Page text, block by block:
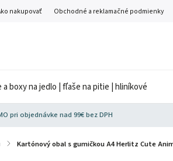
nakupovať Obchodné a reklamačné podmienky
a boxy na jedlo | fľaše na pitie | hliníkové
pri objednávke nad 99€ bez DPH
/ Kartónový obal s gumičkou A4 Herlitz Cute